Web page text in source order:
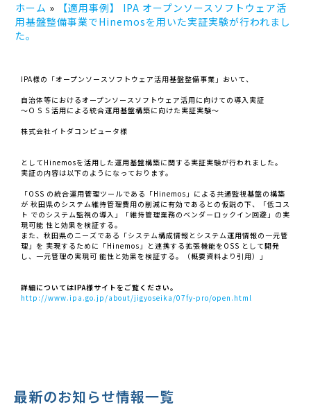
ホーム
【適用事例】 IPA オープンソースソフトウェア活
用基盤整備事業でHinemosを用いた実証実験が行われまし
た。
IPA様の「オープンソースソフトウェア活用基盤整備事業」おいて、
自治体等におけるオープンソースソフトウェア活用に向けての導入実証
～ＯＳＳ活用による統合運用基盤構築に向けた実証実験～
株式会社イトダコンピュータ様
としてHinemosを活用した運用基盤構築に関する実証実験が行われました。
実証の内容は以下のようになっております。
「OSS の統合運用管理ツールである「Hinemos」による共通監視基盤の構築
が 秋田県のシステム維持管理費用の削減に有効であるとの仮説の下、「低コス
ト でのシステム監視の導入」「維持管理業務のベンダーロックイン回避」の実
現可能 性と効果を検証する。
また、秋田県のニーズである「システム構成情報とシステム運用情報の一元管
理」を 実現するために「Hinemos」と連携する拡張機能をOSS として開発
し、一元管理の実現可 能性と効果を検証する。（概要資料より引用）」
詳細についてはIPA様サイトをご覧ください。
http://www.ipa.go.jp/about/jigyoseika/07fy-pro/open.html
最新のお知らせ情報一覧